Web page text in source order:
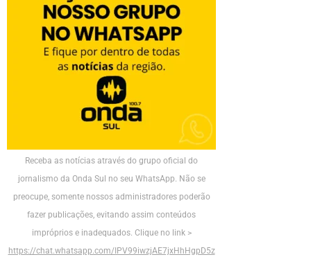
Receba as notícias através do grupo oficial do
jornalismo da Onda Sul no seu WhatsApp. Não se
preocupe, somente nossos administradores poderão
fazer publicações, evitando assim conteúdos
impróprios e inadequados. Clique no link >
https://chat.whatsapp.com/IPV99iwzjAE7jxHhHgpD5z